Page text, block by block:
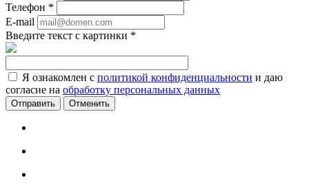
Телефон *
E-mail
Введите текст с картинки *
Я ознакомлен с политикой конфиденциальности и даю
согласие на обработку персональных данных
Отменить